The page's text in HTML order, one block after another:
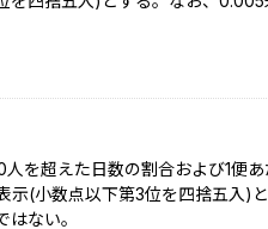
を超えた日数の割合および1便
示(小数点以下第3位を四捨五入)
ない。